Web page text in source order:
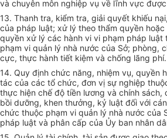
và chuyên môn nghiệp vụ về lĩnh vực
13. Thanh tra, kiểm tra, giải quyết khiếu
của pháp luật; xử lý theo thẩm quyền
quyền xử lý các hành vi vi phạm pháp
phạm vi quản lý nhà nước của Sở; phòng,
cực, thực hành tiết kiệm và chống lãng phí.
14. Quy định chức năng, nhiệm vụ, quyền
tác của các tổ chức, đơn vị sự nghiệp
thực hiện chế độ tiền lương và chính sách,
bồi dưỡng, khen thưởng, kỷ luật đối với
chức thuộc phạm vi quản lý nhà nước của
pháp luật và phân cấp của Ủy ban nhân